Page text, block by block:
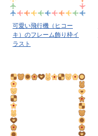
可愛い飛行機（ヒコー
キ）のフレーム飾り枠イ
ラスト